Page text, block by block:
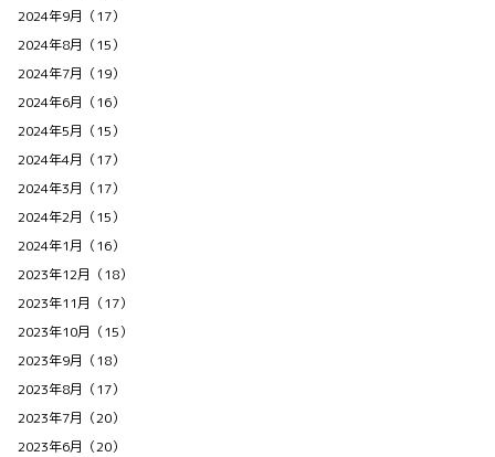
2024年9月（17）
2024年8月（15）
2024年7月（19）
2024年6月（16）
2024年5月（15）
2024年4月（17）
2024年3月（17）
2024年2月（15）
2024年1月（16）
2023年12月（18）
2023年11月（17）
2023年10月（15）
2023年9月（18）
2023年8月（17）
2023年7月（20）
2023年6月（20）